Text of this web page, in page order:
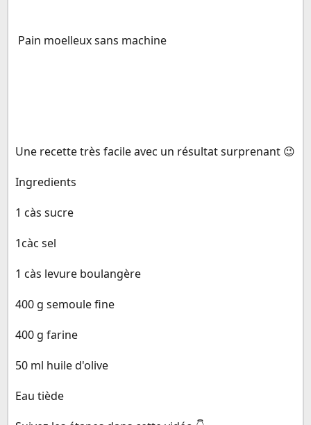
Pain moelleux sans machine
Une recette très facile avec un résultat surprenant 😉
Ingredients
1 càs sucre
1càc sel
1 càs levure boulangère
400 g semoule fine
400 g farine
50 ml huile d'olive
Eau tiède